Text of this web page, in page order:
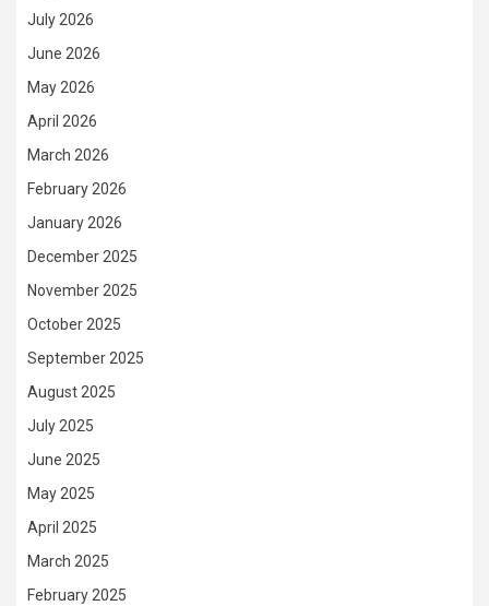
July 2026
June 2026
May 2026
April 2026
March 2026
February 2026
January 2026
December 2025
November 2025
October 2025
September 2025
August 2025
July 2025
June 2025
May 2025
April 2025
March 2025
February 2025